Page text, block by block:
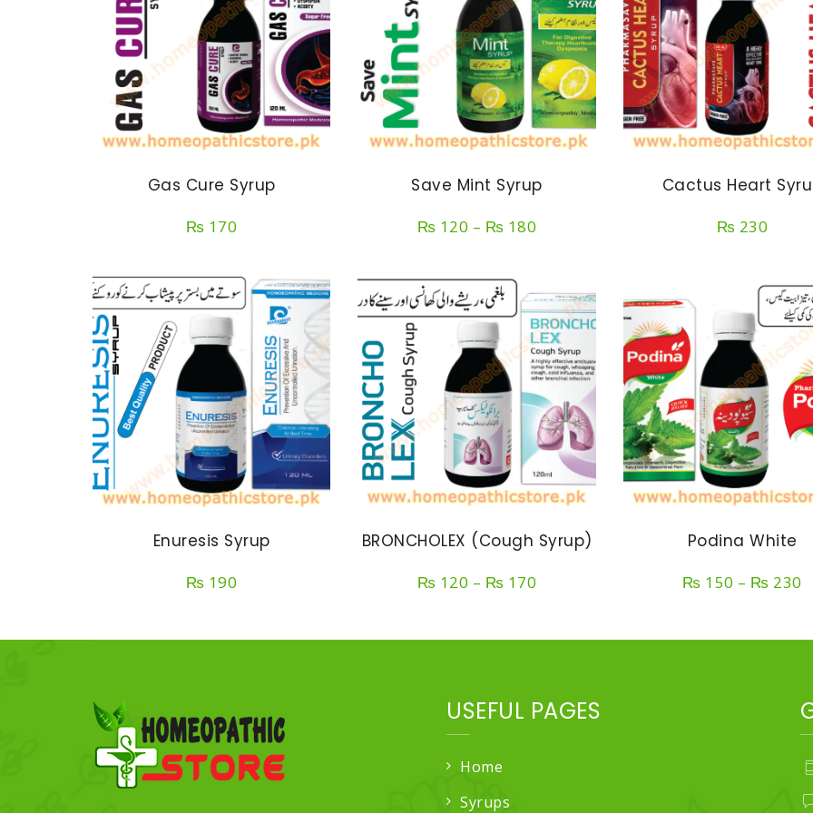
Gas Cure Syrup
₨ 170
Save Mint Syrup
₨ 120 – ₨ 180
through
₨ 180
Cactus Heart
₨ 230
Enuresis Syrup
₨ 190
SELECT OPTIONS
BRONCHOLEX (Cough Syrup)
₨ 120 – ₨ 170
through
SELECT OPTIONS
Podina White
₨ 150 – ₨ 230
USEFUL PAGES
Home
Syrups